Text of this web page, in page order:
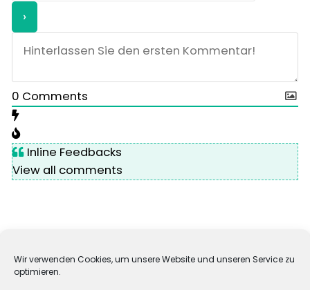
Wir verwenden Cookies, um unsere Website und unseren Service zu
optimieren.
0 Comments
Inline Feedbacks
View all comments
Impressum